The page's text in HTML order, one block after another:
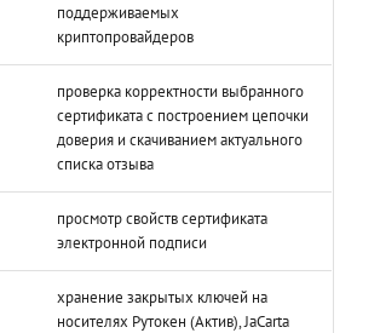
поддерживаемых
криптопровайдеров
проверка корректности выбранного
сертификата с построением цепочки
доверия и скачиванием актуального
списка отзыва
просмотр свойств сертификата
электронной подписи
хранение закрытых ключей на
носителях Рутокен (Актив), JaCarta